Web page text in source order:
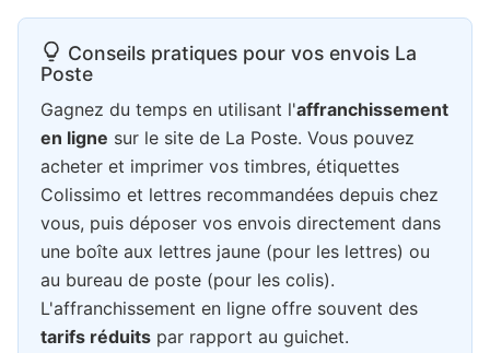
Conseils pratiques pour vos envois La
Poste
Gagnez du temps en utilisant l'affranchissement
en ligne sur le site de La Poste. Vous pouvez
acheter et imprimer vos timbres, étiquettes
Colissimo et lettres recommandées depuis chez
vous, puis déposer vos envois directement dans
une boîte aux lettres jaune (pour les lettres) ou
au bureau de poste (pour les colis).
L'affranchissement en ligne offre souvent des
tarifs réduits par rapport au guichet.